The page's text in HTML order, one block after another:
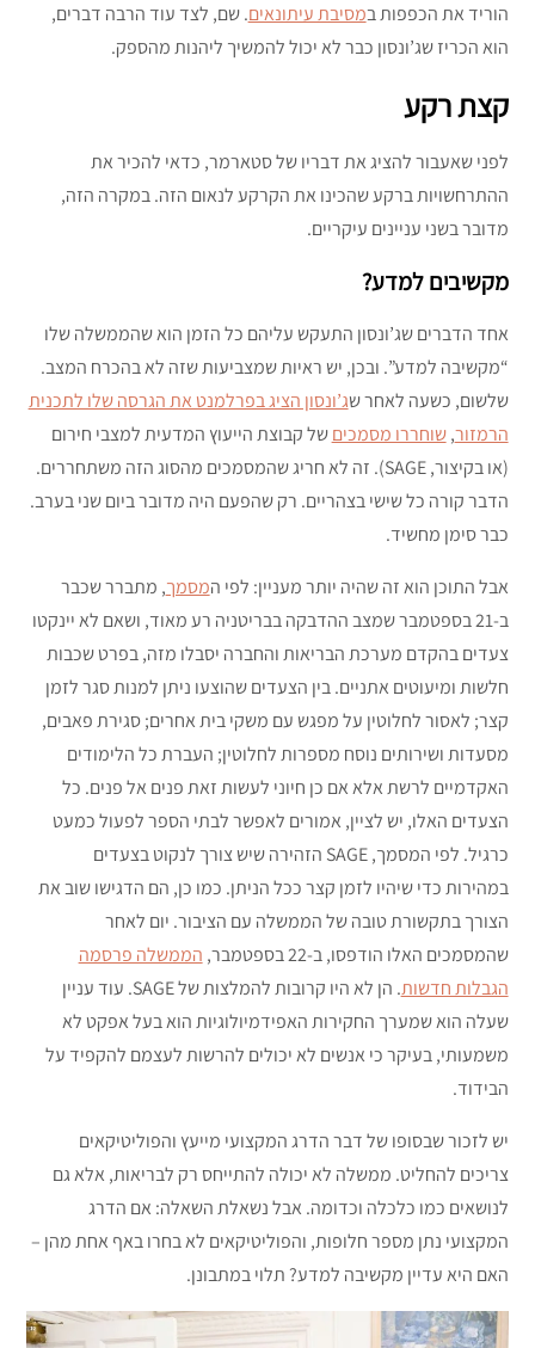
הוריד את הכפפות במסיבת עיתונאים. שם, לצד עוד הרבה דברים,
הוא הכריז שג’ונסון כבר לא יכול להמשיך ליהנות מהספק.
קצת רקע
לפני שאעבור להציג את דבריו של סטארמר, כדאי להכיר את
ההתרחשויות ברקע שהכינו את הקרקע לנאום הזה. במקרה הזה,
מדובר בשני עניינים עיקריים.
מקשיבים למדע?
אחד הדברים שג’ונסון התעקש עליהם כל הזמן הוא שהממשלה שלו
“מקשיבה למדע”. ובכן, יש ראיות שמצביעות שזה לא בהכרח המצב.
שלשום, כשעה לאחר שג’ונסון הציג בפרלמנט את הגרסה שלו לתכנית
הרמזור,שוחררו מסמכיםשל קבוצת הייעוץ המדעית למצבי חירום
(או בקיצור, SAGE). זה לא חריג שהמסמכים מהסוג הזה משתחררים.
הדבר קורה כל שישי בצהריים. רק שהפעם היה מדובר ביום שני בערב.
כבר סימן מחשיד.
אבל התוכן הוא זה שהיה יותר מעניין: לפי המסמך, מתברר שכבר
ב-21 בספטמבר שמצב ההדבקה בבריטניה רע מאוד, ושאם לא יינקטו
צעדים בהקדם מערכת הבריאות והחברה יסבלו מזה, בפרט שכבות
חלשות ומיעוטים אתניים. בין הצעדים שהוצעו ניתן למנות סגר לזמן
קצר; לאסור לחלוטין על מפגש עם משקי בית אחרים; סגירת פאבים,
מסעדות ושירותים נוסח מספרות לחלוטין; העברת כל הלימודים
האקדמיים לרשת אלא אם כן חיוני לעשות זאת פנים אל פנים. כל
הצעדים האלו, יש לציין, אמורים לאפשר לבתי הספר לפעול כמעט
כרגיל. לפי המסמך, SAGE הזהירה שיש צורך לנקוט בצעדים
במהירות כדי שיהיו לזמן קצר ככל הניתן. כמו כן, הם הדגישו שוב את
הצורך בתקשורת טובה של הממשלה עם הציבור. יום לאחר
שהמסמכים האלו הודפסו, ב-22 בספטמבר,
הממשלה פרסמה
הגבלות חדשות
. הן לא היו קרובות להמלצות של SAGE. עוד עניין
שעלה הוא שמערך החקירות האפידמיולוגיות הוא בעל אפקט לא
משמעותי, בעיקר כי אנשים לא יכולים להרשות לעצמם להקפיד על
הבידוד.
יש לזכור שבסופו של דבר הדרג המקצועי מייעץ והפוליטיקאים
צריכים להחליט. ממשלה לא יכולה להתייחס רק לבריאות, אלא גם
לנושאים כמו כלכלה וכדומה. אבל נשאלת השאלה: אם הדרג
המקצועי נתן מספר חלופות, והפוליטיקאים לא בחרו באף אחת מהן –
האם היא עדיין מקשיבה למדע? תלוי במתבונן.